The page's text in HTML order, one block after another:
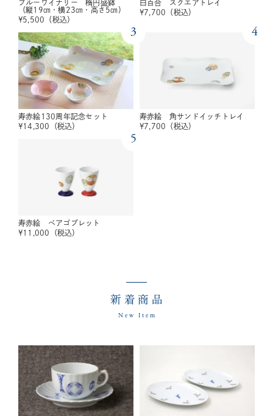
ブルーワイナリー 楕円盛鉢
（縦19㎝・横23㎝・高さ5㎝）
¥5,500 （税込）
白百合 スクエアトレイ
¥7,700 （税込）
3
寿赤絵130周年記念セット
¥14,300 （税込）
4
寿赤絵 角サンドイッチトレイ
¥7,700 （税込）
5
寿赤絵 ペアゴブレット
¥11,000 （税込）
新着商品
New Item